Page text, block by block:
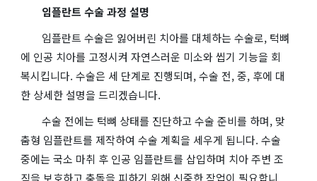
임플란트 수술 과정 설명
임플란트 수술은 잃어버린 치아를 대체하는 수술로, 턱뼈
에 인공 치아를 고정시켜 자연스러운 미소와 씹기 기능을 회
복시킵니다. 수술은 세 단계로 진행되며, 수술 전, 중, 후에 대
한 상세한 설명을 드리겠습니다.
수술 전에는 턱뼈 상태를 진단하고 수술 준비를 하며, 맞
춤형 임플란트를 제작하여 수술 계획을 세우게 됩니다. 수술
중에는 국소 마취 후 인공 임플란트를 삽입하며 치아 주변 조
직을 보호하고 충돌을 피하기 위해 신중한 작업이 필요합니